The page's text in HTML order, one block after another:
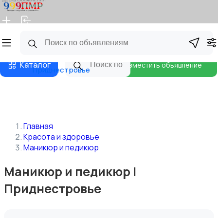
Главная
Каталог
Приднестровье
Разместить объявление
Главная
Красота и здоровье
Маникюр и педикюр
Маникюр и педикюр |
Приднестровье